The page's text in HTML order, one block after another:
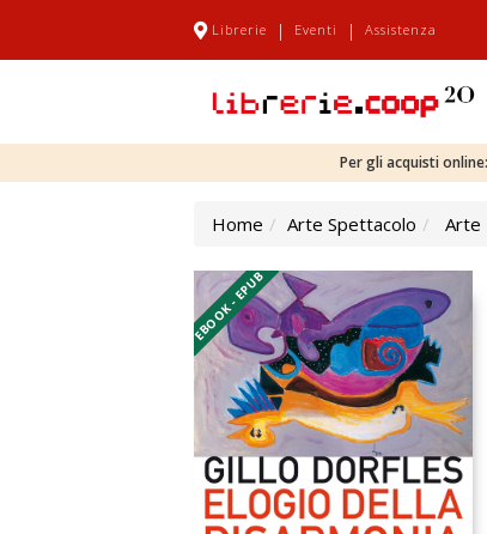
Librerie | Eventi | Assistenza
Per gli acquisti
Home Arte Spettacolo Arte
EBOOK - EPUB